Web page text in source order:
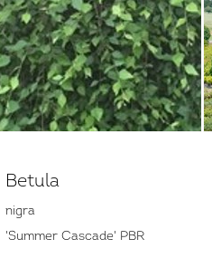
Betula
nigra
'Summer Cascade' PBR